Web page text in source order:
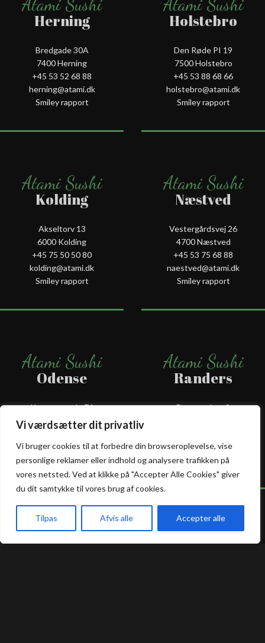
Vi værdsætter dit privatliv
Vi bruger cookies til at forbedre din browseroplevelse, vise
personlige reklamer eller indhold og analysere trafikken på
vores netsted. Ved at klikke på "Accepter Alle Cookies" giver
du dit samtykke til vores brug af cookies.
Tilpas Afvis alle Accepter alle
Herning
Bredgade 30A
7400 Herning
+45 53 52 68 88
herning@atami.dk
Smiley rapport
Holstebro
Den Røde PI 19
7500 Holstebro
+45 53 88 68 66
holstebro@atami.dk
Smiley rapport
Atami Sushi
Kolding
Akseltorv 13
6000 Kolding
+45 75 50 50 80
kolding@atami.dk
Smiley rapport
Atami Sushi
Næstved
Vestergårdsvej 26
4700 Næstved
+45 53 75 68 88
naestved@atami.dk
Smiley rapport
Atami Sushi
Odense
Kongensgade 74
5000 Odense
odense@atami.dk
Smiley rapport
Atami Sushi
Randers
Dytmærsken 9
randers@atami.dk
Smiley rapport
Atami Sushi Atami Sushi